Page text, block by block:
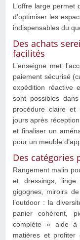
L’offre large permet
d’optimiser les
indispensables du
Des achats
facilités
L’enseigne met
paiement sécurisé
expédition réactive
sont possibles
procédure claire et
jours après
et finaliser un
pour un meuble
Des catégories
Rangement malin
et dressings, linge
gigognes, miroirs
l’outdoor : la
panier cohérent,
complète » aide à
matières et profiter